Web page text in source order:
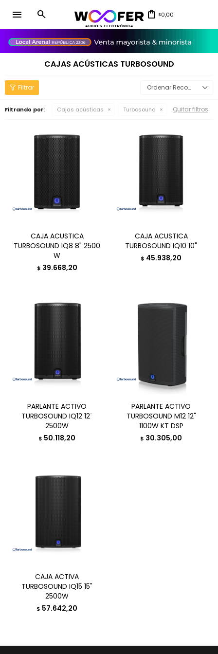
menu $0,00
CAJAS ACÚSTICAS TURBOSOUND
Recomendados
Filtrando por: Cajas acústicas Turbosound Quitar filtros
CAJA ACUSTICA
TURBOSOUND IQ8 8" 2500
W
$ 39.668,20
CAJA ACUSTICA
TURBOSOUND IQ10 10"
$ 45.938,20
PARLANTE ACTIVO
TURBOSOUND IQ12 12¨
2500W
$ 50.118,20
PARLANTE ACTIVO
TURBOSOUND M12 12"
1100W KT DSP
$ 30.305,00
CAJA ACTIVA
TURBOSOUND IQ15 15"
2500W
$ 57.642,20
close